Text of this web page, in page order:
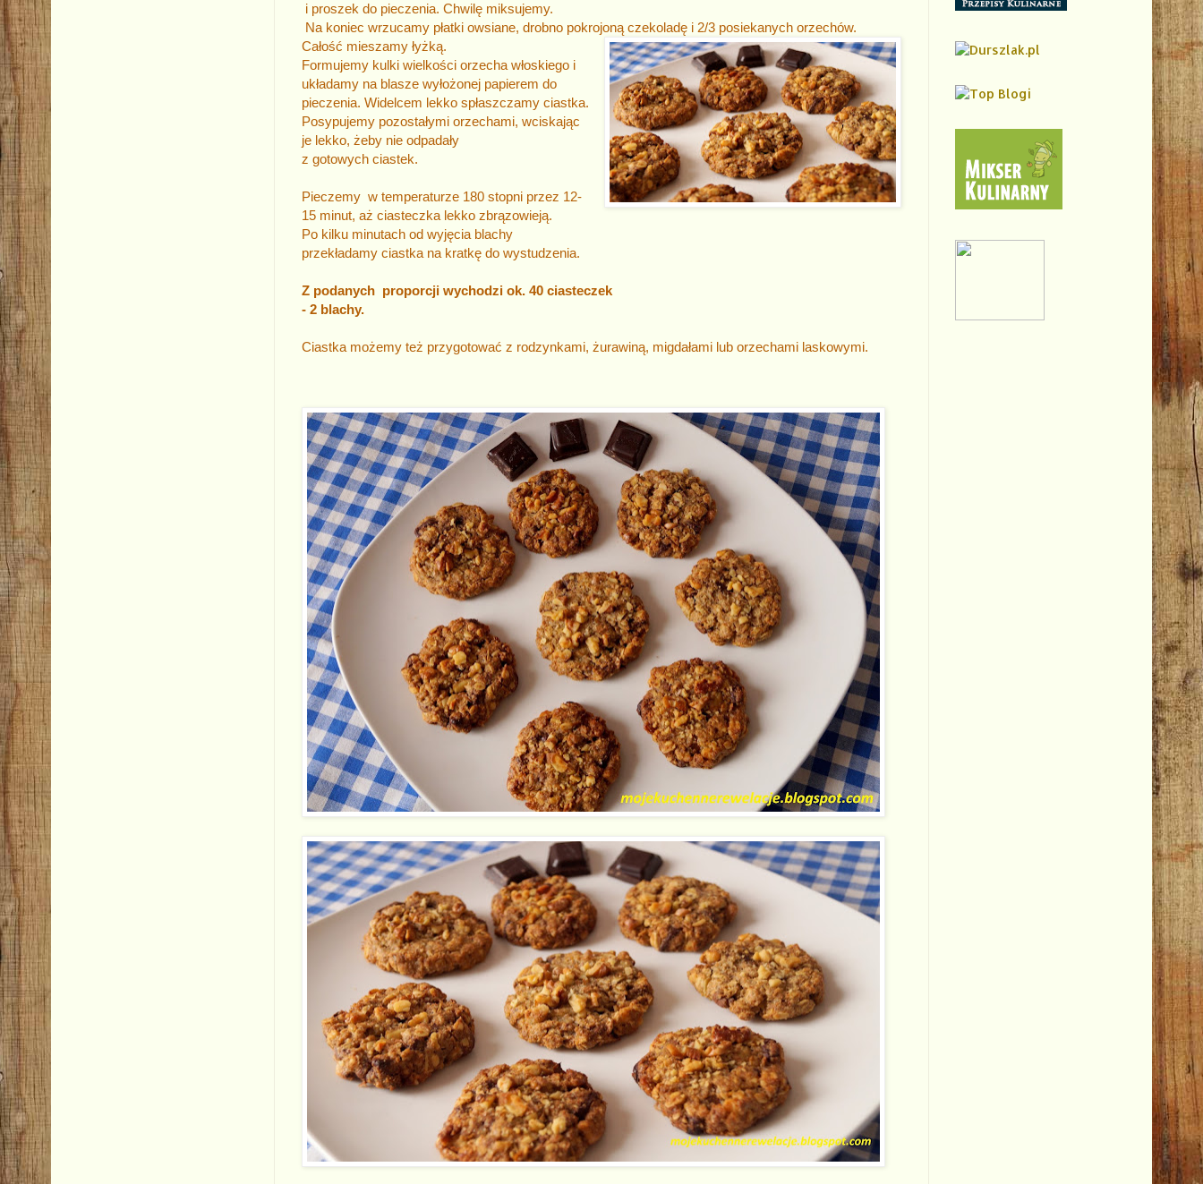
i proszek do pieczenia. Chwilę miksujemy.
Na koniec wrzucamy płatki owsiane, drobno pokrojoną czekoladę i 2/3 posiekanych orzechów.
Całość mieszamy łyżką.
Formujemy kulki wielkości orzecha włoskiego i
układamy na blasze wyłożonej papierem do
pieczenia. Widelcem lekko spłaszczamy ciastka.
Posypujemy pozostałymi orzechami, wciskając
je lekko, żeby nie odpadały
z gotowych ciastek.
Pieczemy w temperaturze 180 stopni przez 12-
15 minut, aż ciasteczka lekko zbrązowieją.
Po kilku minutach od wyjęcia blachy
przekładamy ciastka na kratkę do wystudzenia.
Z podanych proporcji wychodzi ok. 40 ciasteczek
- 2 blachy.
Ciastka możemy też przygotować z rodzynkami, żurawiną, migdałami lub orzechami laskowymi.